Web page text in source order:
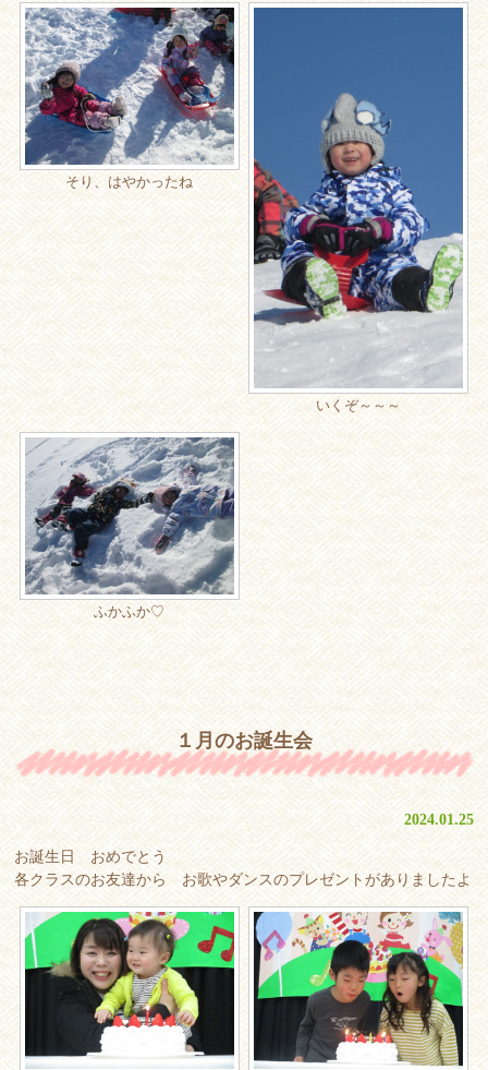
そり、はやかったね
いくぞ～～～
ふかふか♡
１月のお誕生会
2024.01.25
お誕生日 おめでとう
各クラスのお友達から お歌やダンスのプレゼントがありましたよ